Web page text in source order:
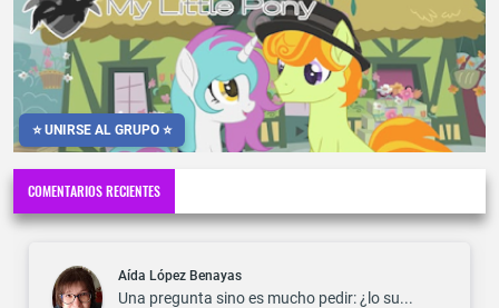
⭐ UNIRSE AL GRUPO ⭐
COMENTARIOS RECIENTES
Aída López Benayas
Una pregunta sino es mucho pedir: ¿lo su...